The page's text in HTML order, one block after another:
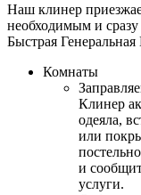
Наш клинер
необходимым и сразу
Быстрая Генеральная
Комнаты
Клинер
одеяла,
или
и
услуги.